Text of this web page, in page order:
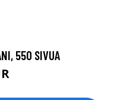
550 SIVUA